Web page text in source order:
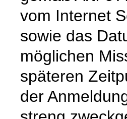
vom Internet
sowie das
möglichen
späteren
der